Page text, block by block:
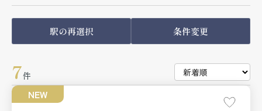
駅の再選択 条件変更
7件
NEW